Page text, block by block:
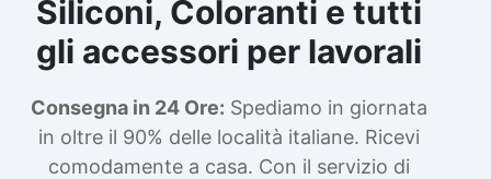
Siliconi, Coloranti e tutti
gli accessori per lavorali
Consegna in 24 Ore: Spediamo in giornata
in oltre il 90% delle località italiane. Ricevi
comodamente a casa. Con il servizio di